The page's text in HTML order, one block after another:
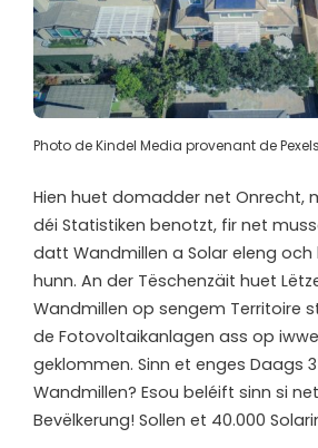
Photo de Kindel Media provenant de Pexels
Hien huet domadder net Onrecht,
déi Statistiken benotzt, fir net
datt Wandmillen a Solar eleng och
hunn. An der Tëschenzäit huet
Wandmillen op sengem Territoire
de Fotovoltaikanlagen ass op
geklommen. Sinn et enges Daags
Wandmillen? Esou beléift sinn si
Bevëlkerung! Sollen et 40.000